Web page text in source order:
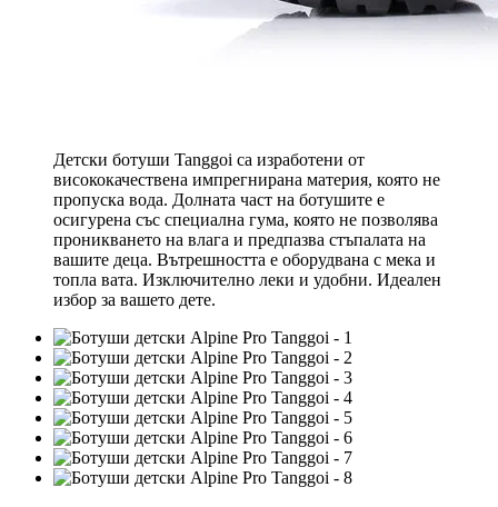
Детски ботуши Tanggoi са изработени от
висококачествена импрегнирана материя, която не
пропуска вода. Долната част на ботушите е
осигурена със специална гума, която не позволява
проникването на влага и предпазва стъпалата на
вашите деца. Вътрешността е оборудвана с мека и
топла вата. Изключително леки и удобни. Идеален
избор за вашето дете.